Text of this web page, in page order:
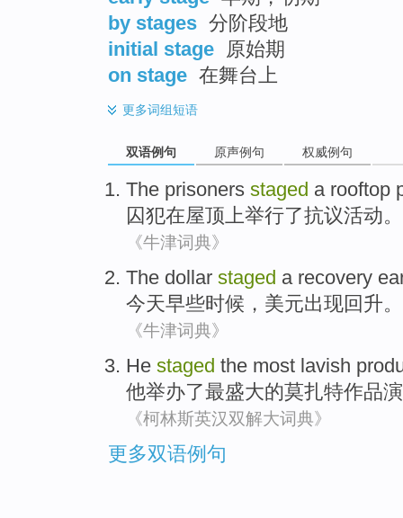
by stages 分阶段地
initial stage
原始期
on stage 在舞台上
更多词组短语
双语例句 原声例句 权威例句
The prisoners staged a rooftop
囚犯在屋顶上举行了抗议活动。
《牛津词典》
The dollar staged a recovery
今天早些时候 ， 美元出现回升。
《牛津词典》
He staged the most lavish
他举办了最盛大的莫扎特作品
《柯林斯英汉双解大词典》
更多双语例句